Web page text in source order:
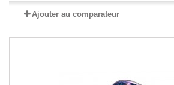
Ajouter au comparateur